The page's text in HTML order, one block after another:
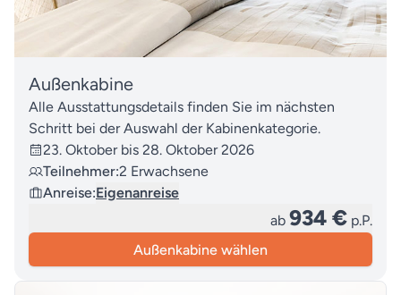
Außenkabine
Alle Ausstattungsdetails finden Sie im nächsten
Schritt bei der Auswahl der Kabinenkategorie.
23. Oktober bis 28. Oktober 2026
Teilnehmer:2 Erwachsene
Anreise:Eigenanreise
ab 934 € p.P.
Außenkabine wählen